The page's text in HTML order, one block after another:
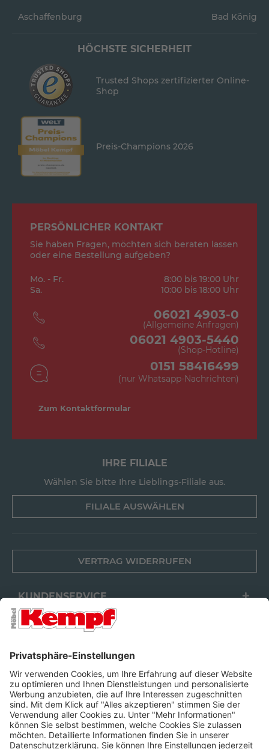
Aschaffenburg Bad König
HÖCHSTE SICHERHEIT
Trusted Shops zertifizierter Online-
Shop
Preis-Champions 2026
PERSÖNLICHER KONTAKT
Sie haben Fragen, möchten sich beraten lassen
oder eine Bestellung aufgeben?
Mo. - Fr.
8:00 bis 19:00 Uhr
Sa.
10:00 bis 18:00 Uhr
06021 4903-0
(Allgemeine Anfragen)
06021 4903-5440
(Shop-Hotline)
0151 58416499
(nur Whatsapp-Nachrichten)
Zum Kontaktformular
IHRE FILIALE
Wählen Sie bitte Ihre Lieblings-Filiale aus.
FILIALE AUSWÄHLEN
VERTRAG WIDERRUFEN
KUNDENSERVICE
FILIALEN
FOLGEN SIE UNS